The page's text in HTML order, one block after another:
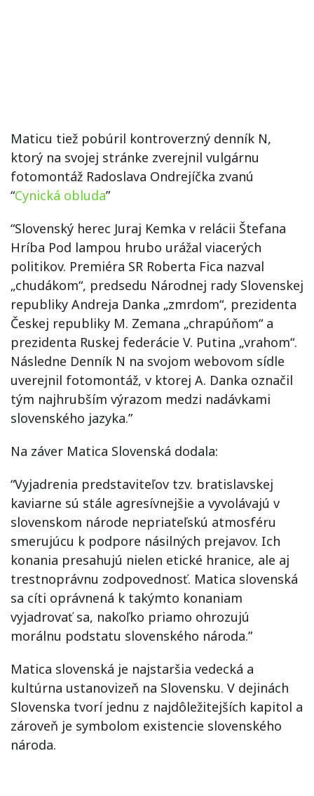
Maticu tiež pobúril kontroverzný denník N,
ktorý na svojej stránke zverejnil vulgárnu
fotomontáž Radoslava Ondrejíčka zvanú
“Cynická obluda”
“Slovenský herec Juraj Kemka v relácii Štefana
Hríba Pod lampou hrubo urážal viacerých
politikov. Premiéra SR Roberta Fica nazval
„chudákom“, predsedu Národnej rady Slovenskej
republiky Andreja Danka „zmrdom“, prezidenta
Českej republiky M. Zemana „chrapúňom“ a
prezidenta Ruskej federácie V. Putina „vrahom“.
Následne Denník N na svojom webovom sídle
uverejnil fotomontáž, v ktorej A. Danka označil
tým najhrubším výrazom medzi nadávkami
slovenského jazyka.”
Na záver Matica Slovenská dodala:
“Vyjadrenia predstaviteľov tzv. bratislavskej
kaviarne sú stále agresívnejšie a vyvolávajú v
slovenskom národe nepriateľskú atmosféru
smerujúcu k podpore násilných prejavov. Ich
konania presahujú nielen etické hranice, ale aj
trestnoprávnu zodpovednosť. Matica slovenská
sa cíti oprávnená k takýmto konaniam
vyjadrovať sa, nakoľko priamo ohrozujú
morálnu podstatu slovenského národa.”
Matica slovenská je najstaršia vedecká a
kultúrna ustanovizeň na Slovensku. V dejinách
Slovenska tvorí jednu z najdôležitejších kapitol a
zároveň je symbolom existencie slovenského
národa.